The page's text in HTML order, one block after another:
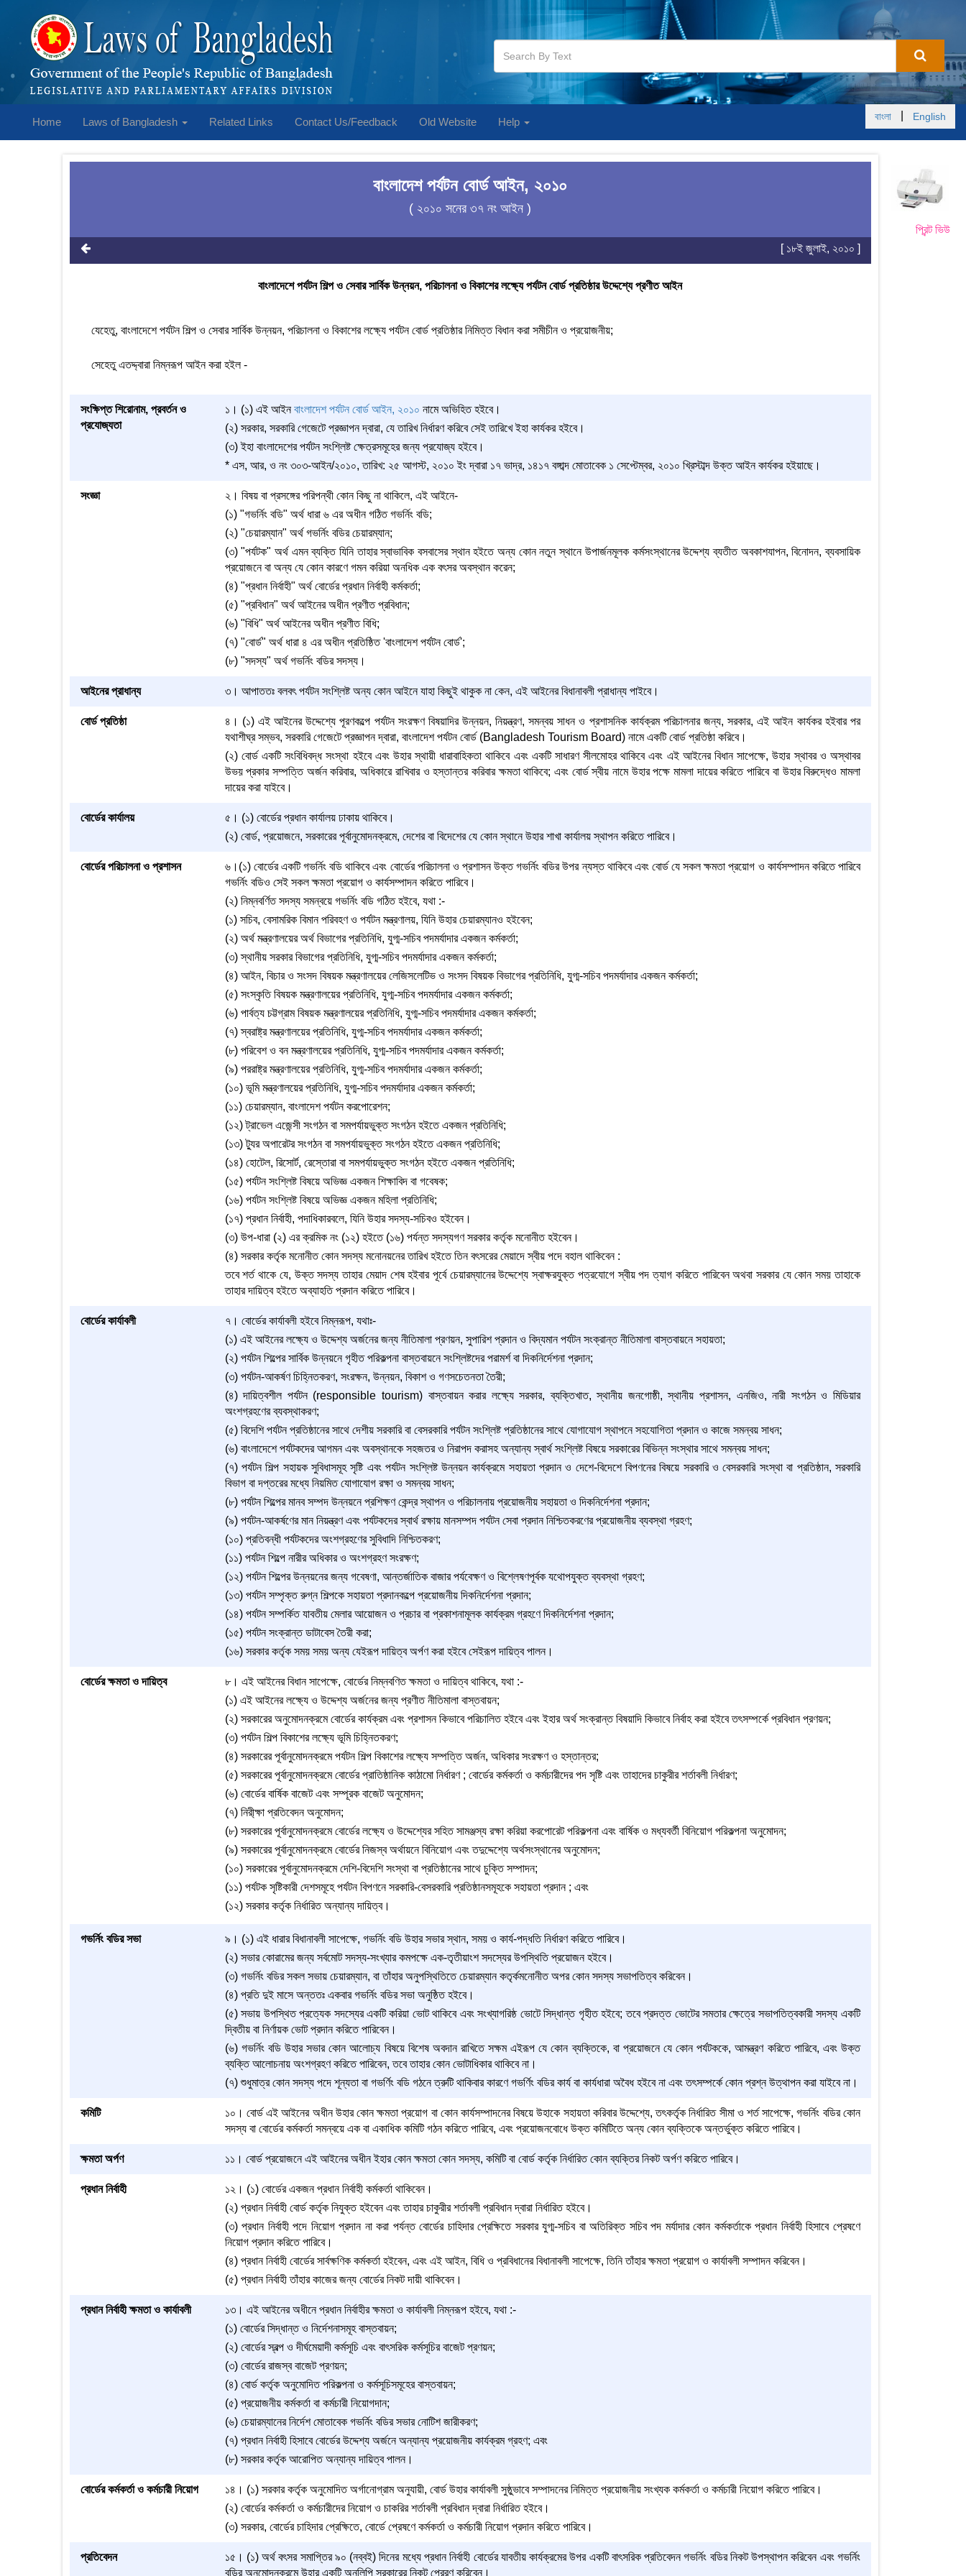
Home Laws of Bangladesh Related Links Contact Us/Feedback Old Website Help বাংলা English
প্রিন্ট ভিউ
বাংলাদেশ পর্যটন বোর্ড আইন, ২০১০
( ২০১০ সনের ৩৭ নং আইন )
[ ১৮ই জুলাই, ২০১০ ]
বাংলাদেশে পর্যটন শিল্প ও সেবার সার্বিক উন্নয়ন, পরিচালনা ও বিকাশের লক্ষ্যে পর্যটন বোর্ড প্রতিষ্ঠার উদ্দেশ্যে প্রণীত আইন
যেহেতু, বাংলাদেশে পর্যটন শিল্প ও সেবার সার্বিক উন্নয়ন, পরিচালনা ও বিকাশের লক্ষ্যে পর্যটন বোর্ড প্রতিষ্ঠার নিমিত্ত বিধান করা সমীচীন ও প্রয়োজনীয়;
সেহেতু এতদ্দ্বারা নিম্নরূপ আইন করা হইল -
সংক্ষিপ্ত শিরোনাম, প্রবর্তন ও
প্রযোজ্যতা
১। (১) এই আইনবাংলাদেশ পর্যটন বোর্ড আইন, ২০১০ নামে অভিহিত হইবে।
(২) সরকার, সরকারি গেজেটে প্রজ্ঞাপন দ্বারা, যে তারিখ নির্ধারণ করিবে সেই তারিখে ইহা কার্যকর হইবে।
(৩) ইহা বাংলাদেশের পর্যটন সংশ্লিষ্ট ক্ষেত্রসমূহের জন্য প্রযোজ্য হইবে।
* এস, আর, ও নং ৩০৩-আইন/২০১০, তারিখ: ২৫ আগস্ট, ২০১০ ইং দ্বারা ১৭ ভাদ্র, ১৪১৭ বঙ্গাব্দ মোতাবেক ১ সেপ্টেম্বর, ২০১০ খ্রিস্টাব্দ উক্ত আইন কার্যকর হইয়াছে।
সংজ্ঞা
২। বিষয় বা প্রসঙ্গের পরিপন্থী কোন কিছু না থাকিলে, এই আইনে-
(১) "গভর্নিং বডি" অর্থ ধারা ৬ এর অধীন গঠিত গভর্নিং বডি;
(২) "চেয়ারম্যান" অর্থ গভর্নিং বডির চেয়ারম্যান;
(৩) "পর্যটক" অর্থ এমন ব্যক্তি যিনি তাহার স্বাভাবিক বসবাসের স্থান হইতে অন্য কোন নতুন স্থানে উপার্জনমূলক কর্মসংস্থানের উদ্দেশ্য ব্যতীত অবকাশযাপন, বিনোদন, ব্যবসায়িক
প্রয়োজনে বা অন্য যে কোন কারণে গমন করিয়া অনধিক এক বৎসর অবস্থান করেন;
(৪) "প্রধান নির্বাহী" অর্থ বোর্ডের প্রধান নির্বাহী কর্মকর্তা;
(৫) "প্রবিধান" অর্থ আইনের অধীন প্রণীত প্রবিধান;
(৬) "বিধি" অর্থ আইনের অধীন প্রণীত বিধি;
(৭) "বোর্ড" অর্থ ধারা ৪ এর অধীন প্রতিষ্ঠিত 'বাংলাদেশ পর্যটন বোর্ড';
(৮) "সদস্য" অর্থ গভর্নিং বডির সদস্য।
আইনের প্রাধান্য ৩। আপাততঃ বলবৎ পর্যটন সংশ্লিষ্ট অন্য কোন আইনে যাহা কিছুই থাকুক না কেন, এই আইনের বিধানাবলী প্রাধান্য পাইবে।
বোর্ড প্রতিষ্ঠা
৪। (১) এই আইনের উদ্দেশ্যে পূরণকল্পে পর্যটন সংরক্ষণ বিষয়াদির উন্নয়ন, নিয়ন্ত্রণ, সমন্বয় সাধন ও প্রশাসনিক কার্যক্রম পরিচালনার জন্য, সরকার, এই আইন কার্যকর হইবার পর
যথাশীঘ্র সম্ভব, সরকারি গেজেটে প্রজ্ঞাপন দ্বারা, বাংলাদেশ পর্যটন বোর্ড (Bangladesh Tourism Board) নামে একটি বোর্ড প্রতিষ্ঠা করিবে।
(২) বোর্ড একটি সংবিধিবদ্ধ সংস্থা হইবে এবং উহার স্থায়ী ধারাবাহিকতা থাকিবে এবং একটি সাধারণ সীলমোহর থাকিবে এবং এই আইনের বিধান সাপেক্ষে, উহার স্থাবর ও অস্থাবর
উভয় প্রকার সম্পত্তি অর্জন করিবার, অধিকারে রাখিবার ও হস্তান্তর করিবার ক্ষমতা থাকিবে; এবং বোর্ড স্বীয় নামে উহার পক্ষে মামলা দায়ের করিতে পারিবে বা উহার বিরুদ্ধেও মামলা
দায়ের করা যাইবে।
বোর্ডের কার্যালয়
৫। (১) বোর্ডের প্রধান কার্যালয় ঢাকায় থাকিবে।
(২) বোর্ড, প্রয়োজনে, সরকারের পূর্বানুমোদনক্রমে, দেশের বা বিদেশের যে কোন স্থানে উহার শাখা কার্যালয় স্থাপন করিতে পারিবে।
বোর্ডের পরিচালনা ও প্রশাসন
৬।(১) বোর্ডের একটি গভর্নিং বডি থাকিবে এবং বোর্ডের পরিচালনা ও প্রশাসন উক্ত গভর্নিং বডির উপর ন্যস্ত থাকিবে এবং বোর্ড যে সকল ক্ষমতা প্রয়োগ ও কার্যসম্পাদন করিতে পারিবে
গভর্নিং বডিও সেই সকল ক্ষমতা প্রয়োগ ও কার্যসম্পাদন করিতে পারিবে।
(২) নিম্নবর্ণিত সদস্য সমন্বয়ে গভর্নিং বডি গঠিত হইবে, যথা :-
(১) সচিব, বেসামরিক বিমান পরিবহণ ও পর্যটন মন্ত্রণালয়, যিনি উহার চেয়ারম্যানও হইবেন;
(২) অর্থ মন্ত্রণালয়ের অর্থ বিভাগের প্রতিনিধি, যুগ্ম-সচিব পদমর্যাদার একজন কর্মকর্তা;
(৩) স্থানীয় সরকার বিভাগের প্রতিনিধি, যুগ্ম-সচিব পদমর্যাদার একজন কর্মকর্তা;
(৪) আইন, বিচার ও সংসদ বিষয়ক মন্ত্রণালয়ের লেজিসলেটিভ ও সংসদ বিষয়ক বিভাগের প্রতিনিধি, যুগ্ম-সচিব পদমর্যাদার একজন কর্মকর্তা;
(৫) সংস্কৃতি বিষয়ক মন্ত্রণালয়ের প্রতিনিধি, যুগ্ম-সচিব পদমর্যাদার একজন কর্মকর্তা;
(৬) পার্বত্য চট্টগ্রাম বিষয়ক মন্ত্রণালয়ের প্রতিনিধি, যুগ্ম-সচিব পদমর্যাদার একজন কর্মকর্তা;
(৭) স্বরাষ্ট্র মন্ত্রণালয়ের প্রতিনিধি, যুগ্ম-সচিব পদমর্যাদার একজন কর্মকর্তা;
(৮) পরিবেশ ও বন মন্ত্রণালয়ের প্রতিনিধি, যুগ্ম-সচিব পদমর্যাদার একজন কর্মকর্তা;
(৯) পররাষ্ট্র মন্ত্রণালয়ের প্রতিনিধি, যুগ্ম-সচিব পদমর্যাদার একজন কর্মকর্তা;
(১০) ভূমি মন্ত্রণালয়ের প্রতিনিধি, যুগ্ম-সচিব পদমর্যাদার একজন কর্মকর্তা;
(১১) চেয়ারম্যান, বাংলাদেশ পর্যটন করপোরেশন;
(১২) ট্রাভেল এজেন্সী সংগঠন বা সমপর্যায়ভুক্ত সংগঠন হইতে একজন প্রতিনিধি;
(১৩) ট্যুর অপারেটর সংগঠন বা সমপর্যায়ভুক্ত সংগঠন হইতে একজন প্রতিনিধি;
(১৪) হোটেল, রিসোর্ট, রেস্তোরা বা সমপর্যায়ভুক্ত সংগঠন হইতে একজন প্রতিনিধি;
(১৫) পর্যটন সংশ্লিষ্ট বিষয়ে অভিজ্ঞ একজন শিক্ষাবিদ বা গবেষক;
(১৬) পর্যটন সংশ্লিষ্ট বিষয়ে অভিজ্ঞ একজন মহিলা প্রতিনিধি;
(১৭) প্রধান নির্বাহী, পদাধিকারবলে, যিনি উহার সদস্য-সচিবও হইবেন।
(৩) উপ-ধারা (২) এর ক্রমিক নং (১২) হইতে (১৬) পর্যন্ত সদস্যগণ সরকার কর্তৃক মনোনীত হইবেন।
(৪) সরকার কর্তৃক মনোনীত কোন সদস্য মনোনয়নের তারিখ হইতে তিন বৎসরের মেয়াদে স্বীয় পদে বহাল থাকিবেন :
তবে শর্ত থাকে যে, উক্ত সদস্য তাহার মেয়াদ শেষ হইবার পূর্বে চেয়ারম্যানের উদ্দেশ্যে স্বাক্ষরযুক্ত পত্রযোগে স্বীয় পদ ত্যাগ করিতে পারিবেন অথবা সরকার যে কোন সময় তাহাকে
তাহার দায়িত্ব হইতে অব্যাহতি প্রদান করিতে পারিবে।
বোর্ডের কার্যাবলী
৭। বোর্ডের কার্যাবলী হইবে নিম্নরূপ, যথাঃ-
(১) এই আইনের লক্ষ্যে ও উদ্দেশ্য অর্জনের জন্য নীতিমালা প্রণয়ন, সুপারিশ প্রদান ও বিদ্যমান পর্যটন সংক্রান্ত নীতিমালা বাস্তবায়নে সহায়তা;
(২) পর্যটন শিল্পের সার্বিক উন্নয়নে গৃহীত পরিকল্পনা বাস্তবায়নে সংশ্লিষ্টদের পরামর্শ বা দিকনির্দেশনা প্রদান;
(৩) পর্যটন-আকর্ষণ চিহ্নিতকরণ, সংরক্ষন, উন্নয়ন, বিকাশ ও গণসচেতনতা তৈরী;
(৪) দায়িত্বশীল পর্যটন (responsible tourism) বাস্তবায়ন করার লক্ষ্যে সরকার, ব্যক্তিখাত, স্থানীয় জনগোষ্ঠী, স্থানীয় প্রশাসন, এনজিও, নারী সংগঠন ও মিডিয়ার
অংশগ্রহণের ব্যবস্থাকরণ;
(৫) বিদেশি পর্যটন প্রতিষ্ঠানের সাথে দেশীয় সরকারি বা বেসরকারি পর্যটন সংশ্লিষ্ট প্রতিষ্ঠানের সাথে যোগাযোগ স্থাপনে সহযোগিতা প্রদান ও কাজে সমন্বয় সাধন;
(৬) বাংলাদেশে পর্যটকদের আগমন এবং অবস্থানকে সহজতর ও নিরাপদ করাসহ অন্যান্য স্বার্থ সংশ্লিষ্ট বিষয়ে সরকারের বিভিন্ন সংস্থার সাথে সমন্বয় সাধন;
(৭) পর্যটন শিল্প সহায়ক সুবিধাসমূহ সৃষ্টি এবং পর্যটন সংশ্লিষ্ট উন্নয়ন কার্যক্রমে সহায়তা প্রদান ও দেশে-বিদেশে বিপণনের বিষয়ে সরকারি ও বেসরকারি সংস্থা বা প্রতিষ্ঠান, সরকারি
বিভাগ বা দপ্তরের মধ্যে নিয়মিত যোগাযোগ রক্ষা ও সমন্বয় সাধন;
(৮) পর্যটন শিল্পের মানব সম্পদ উন্নয়নে প্রশিক্ষণ কেন্দ্র স্থাপন ও পরিচালনায় প্রয়োজনীয় সহায়তা ও দিকনির্দেশনা প্রদান;
(৯) পর্যটন-আকর্ষণের মান নিয়ন্ত্রণ এবং পর্যটকদের স্বার্থ রক্ষায় মানসম্পদ পর্যটন সেবা প্রদান নিশ্চিতকরণের প্রয়োজনীয় ব্যবস্থা গ্রহণ;
(১০) প্রতিবন্ধী পর্যটকদের অংশগ্রহণের সুবিধাদি নিশ্চিতকরণ;
(১১) পর্যটন শিল্পে নারীর অধিকার ও অংশগ্রহণ সংরক্ষণ;
(১২) পর্যটন শিল্পের উন্নয়নের জন্য গবেষণা, আন্তর্জাতিক বাজার পর্যবেক্ষণ ও বিশ্লেষণপূর্বক যথোপযুক্ত ব্যবস্থা গ্রহণ;
(১৩) পর্যটন সম্পৃক্ত রুগ্ন শিল্পকে সহায়তা প্রদানকল্পে প্রয়োজনীয় দিকনির্দেশনা প্রদান;
(১৪) পর্যটন সম্পর্কিত যাবতীয় মেলার আয়োজন ও প্রচার বা প্রকাশনামূলক কার্যক্রম গ্রহণে দিকনির্দেশনা প্রদান;
(১৫) পর্যটন সংক্রান্ত ডাটাবেস তৈরী করা;
(১৬) সরকার কর্তৃক সময় সময় অন্য যেইরূপ দায়িত্ব অর্পণ করা হইবে সেইরূপ দায়িত্ব পালন।
বোর্ডের ক্ষমতা ও দায়িত্ব
৮। এই আইনের বিধান সাপেক্ষে, বোর্ডের নিম্নবণিত ক্ষমতা ও দায়িত্ব থাকিবে, যথা :-
(১) এই আইনের লক্ষ্যে ও উদ্দেশ্য অর্জনের জন্য প্রণীত নীতিমালা বাস্তবায়ন;
(২) সরকারের অনুমোদনক্রমে বোর্ডের কার্যক্রম এবং প্রশাসন কিভাবে পরিচালিত হইবে এবং ইহার অর্থ সংক্রান্ত বিষয়াদি কিভাবে নির্বাহ করা হইবে তৎসম্পর্কে প্রবিধান প্রণয়ন;
(৩) পর্যটন শিল্প বিকাশের লক্ষ্যে ভূমি চিহ্নিতকরণ;
(৪) সরকারের পূর্বানুমোদনক্রমে পর্যটন শিল্প বিকাশের লক্ষ্যে সম্পত্তি অর্জন, অধিকার সংরক্ষণ ও হস্তান্তর;
(৫) সরকারের পূর্বানুমোদনক্রমে বোর্ডের প্রাতিষ্ঠানিক কাঠামো নির্ধারণ ; বোর্ডের কর্মকর্তা ও কর্মচারীদের পদ সৃষ্টি এবং তাহাদের চাকুরীর শর্তাবলী নির্ধারণ;
(৬) বোর্ডের বার্ষিক বাজেট এবং সম্পূরক বাজেট অনুমোদন;
(৭) নিরী্ক্ষা প্রতিবেদন অনুমোদন;
(৮) সরকারের পূর্বানুমোদনক্রমে বোর্ডের লক্ষ্যে ও উদ্দেশ্যের সহিত সামঞ্জস্য রক্ষা করিয়া করপোরেট পরিকল্পনা এবং বার্ষিক ও মধ্যবর্তী বিনিয়োগ পরিকল্পনা অনুমোদন;
(৯) সরকারের পূর্বানুমোদনক্রমে বোর্ডের নিজস্ব অর্থায়নে বিনিয়োগ এবং তদুদ্দেশ্যে অর্থসংস্থানের অনুমোদন;
(১০) সরকারের পূর্বানুমোদনক্রমে দেশি-বিদেশি সংস্থা বা প্রতিষ্ঠানের সাথে চুক্তি সম্পাদন;
(১১) পর্যটক সৃষ্টিকারী দেশসমূহে পর্যটন বিপণনে সরকারি-বেসরকারি প্রতিষ্ঠানসমূহকে সহায়তা প্রদান ; এবং
(১২) সরকার কর্তৃক নির্ধারিত অন্যান্য দায়িত্ব।
গভর্নিং বডির সভা
৯। (১) এই ধারার বিধানাবলী সাপেক্ষে, গভর্নিং বডি উহার সভার স্থান, সময় ও কার্য-পদ্ধতি নির্ধারণ করিতে পারিবে।
(২) সভার কোরামের জন্য সর্বমোট সদস্য-সংখ্যার কমপক্ষে এক-তৃতীয়াংশ সদস্যের উপস্থিতি প্রয়োজন হইবে।
(৩) গভর্নিং বডির সকল সভায় চেয়ারম্যান, বা তাঁহার অনুপস্থিতিতে চেয়ারম্যান কতৃর্কমনোনীত অপর কোন সদস্য সভাপতিত্ব করিবেন।
(৪) প্রতি দুই মাসে অন্ততঃ একবার গভর্নিং বডির সভা অনুষ্ঠিত হইবে।
(৫) সভায় উপস্থিত প্রত্যেক সদস্যের একটি করিয়া ভোট থাকিবে এবং সংখ্যাগরিষ্ঠ ভোটে সিদ্ধান্ত গৃহীত হইবে; তবে প্রদত্ত ভোটের সমতার ক্ষেত্রে সভাপতিত্বকারী সদস্য একটি
দ্বিতীয় বা নির্ণায়ক ভোট প্রদান করিতে পারিবেন।
(৬) গভর্নিং বডি উহার সভার কোন আলোচ্য বিষয়ে বিশেষ অবদান রাখিতে সক্ষম এইরূপ যে কোন ব্যক্তিকে, বা প্রয়োজনে যে কোন পর্যটককে, আমন্ত্রণ করিতে পারিবে, এবং উক্ত
ব্যক্তি আলোচনায় অংশগ্রহণ করিতে পারিবেন, তবে তাহার কোন ভোটাধিকার থাকিবে না।
(৭) শুধুমাত্র কোন সদস্য পদে শূন্যতা বা গভর্ণিং বডি গঠনে ত্রুটি থাকিবার কারণে গভর্ণিং বডির কার্য বা কার্যধারা অবৈধ হইবে না এবং তৎসম্পর্কে কোন প্রশ্ন উত্থাপন করা যাইবে না।
কমিটি
১০। বোর্ড এই আইনের অধীন উহার কোন ক্ষমতা প্রয়োগ বা কোন কার্যসম্পাদনের বিষয়ে উহাকে সহায়তা করিবার উদ্দেশ্যে, তৎকর্তৃক নির্ধারিত সীমা ও শর্ত সাপেক্ষে, গভর্নিং বডির কোন
সদস্য বা বোর্ডের কর্মকর্তা সমন্বয়ে এক বা একাধিক কমিটি গঠন করিতে পারিবে, এবং প্রয়োজনবোধে উক্ত কমিটিতে অন্য কোন ব্যক্তিকে অন্তর্ভুক্ত করিতে পারিবে।
ক্ষমতা অর্পণ ১১। বোর্ড প্রয়োজনে এই আইনের অধীন ইহার কোন ক্ষমতা কোন সদস্য, কমিটি বা বোর্ড কর্তৃক নির্ধারিত কোন ব্যক্তির নিকট অর্পণ করিতে পারিবে।
প্রধান নির্বাহী
১২। (১) বোর্ডের একজন প্রধান নির্বাহী কর্মকর্তা থাকিবেন।
(২) প্রধান নির্বাহী বোর্ড কর্তৃক নিযুক্ত হইবেন এবং তাহার চাকুরীর শর্তাবলী প্রবিধান দ্বারা নির্ধারিত হইবে।
(৩) প্রধান নির্বাহী পদে নিয়োগ প্রদান না করা পর্যন্ত বোর্ডের চাহিদার প্রেক্ষিতে সরকার যুগ্ম-সচিব বা অতিরিক্ত সচিব পদ মর্যাদার কোন কর্মকর্তাকে প্রধান নির্বাহী হিসাবে প্রেষণে
নিয়োগ প্রদান করিতে পারিবে।
(৪) প্রধান নির্বাহী বোর্ডের সার্বক্ষণিক কর্মকর্তা হইবেন, এবং এই আইন, বিধি ও প্রবিধানের বিধানাবলী সাপেক্ষে, তিনি তাঁহার ক্ষমতা প্রয়োগ ও কার্যাবলী সম্পাদন করিবেন।
(৫) প্রধান নির্বাহী তাঁহার কাজের জন্য বোর্ডের নিকট দায়ী থাকিবেন।
প্রধান নির্বাহী ক্ষমতা ও কার্যাবলী
১৩। এই আইনের অধীনে প্রধান নির্বাহীর ক্ষমতা ও কার্যাবলী নিম্নরূপ হইবে, যথা :-
(১) বোর্ডের সিদ্ধান্ত ও নির্দেশনাসমূহ বাস্তবায়ন;
(২) বোর্ডের স্বল্প ও দীর্ঘমেয়াদী কর্মসূচি এবং বাৎসরিক কর্মসূচির বাজেট প্রণয়ন;
(৩) বোর্ডের রাজস্ব বাজেট প্রণয়ন;
(৪) বোর্ড কর্তৃক অনুমোদিত পরিকল্পনা ও কর্মসূচিসমূহের বাস্তবায়ন;
(৫) প্রয়োজনীয় কর্মকর্তা বা কর্মচারী নিয়োগদান;
(৬) চেয়ারম্যানের নির্দেশ মোতাবেক গভর্নিং বডির সভার নোটিশ জারীকরণ;
(৭) প্রধান নির্বাহী হিসাবে বোর্ডের উদ্দেশ্য অর্জনে অন্যান্য প্রয়োজনীয় কার্যক্রম গ্রহণ; এবং
(৮) সরকার কর্তৃক আরোপিত অন্যান্য দায়িত্ব পালন।
বোর্ডের কর্মকর্তা ও কর্মচারী নিয়োগ
১৪। (১) সরকার কর্তৃক অনুমোদিত অর্গানোগ্রাম অনুযায়ী, বোর্ড উহার কার্যাবলী সুষ্ঠুভাবে সম্পাদনের নিমিত্ত প্রয়োজনীয় সংখ্যক কর্মকর্তা ও কর্মচারী নিয়োগ করিতে পারিবে।
(২) বোর্ডের কর্মকর্তা ও কর্মচারীদের নিয়োগ ও চাকরির শর্তাবলী প্রবিধান দ্বারা নির্ধারিত হইবে।
(৩) সরকার, বোর্ডের চাহিদার প্রেক্ষিতে, বোর্ডে প্রেষণে কর্মকর্তা ও কর্মচারী নিয়োগ প্রদান করিতে পারিবে।
প্রতিবেদন
১৫। (১) অর্থ বৎসর সমাপ্তির ৯০ (নব্বই) দিনের মধ্যে প্রধান নির্বাহী বোর্ডের যাবতীয় কার্যক্রমের উপর একটি বাৎসরিক প্রতিবেদন গভর্নিং বডির নিকট উপস্থাপন করিবেন এবং গভর্নিং
বডির অনুমোদনক্রমে উহার একটি অনুলিপি সরকারের নিকট প্রেরণ করিবেন।